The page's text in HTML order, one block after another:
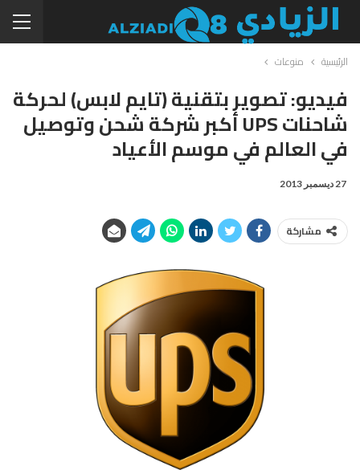
الرئيسية منوعات
فيديو: تصوير بتقنية (تايم لابس) لحركة
شاحنات UPS أكبر شركة شحن وتوصيل
في العالم في موسم الأعياد
27 ديسمبر 2013
مشاركة